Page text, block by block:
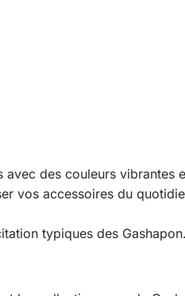
des couleurs vibrantes
vos accessoires du
typiques des